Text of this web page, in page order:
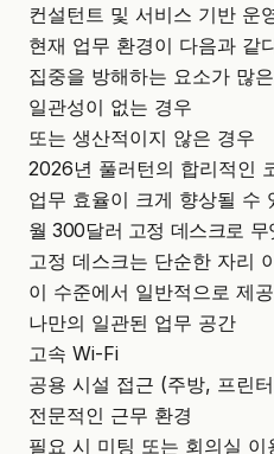
컨설턴트 및 서비스 기반 운
현재 업무 환경이 다음과 같
집중을 방해하는 요소가 많
일관성이 없는 경우
또는 생산적이지 않은 경우
2026년 풀러턴의 합리적인
업무 효율이 크게 향상될 수
월 300달러 고정 데스크로
고정 데스크는 단순한 자리
이 수준에서 일반적으로 제
나만의 일관된 업무 공간
고속 Wi-Fi
공용 시설 접근 (주방, 프린
전문적인 근무 환경
필요 시 미팅 또는 회의실 이